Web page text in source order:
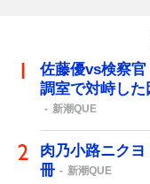
佐藤優vs検察
調室で対峙し
新潮QUE
肉乃小路ニク
冊
新潮QUE